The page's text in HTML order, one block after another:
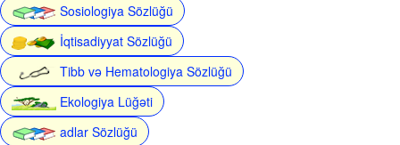
Sosiologiya Sözlüğü
İqtisadiyyat Sözlüğü
Tibb və Hematologiya Sözlüğü
Ekologiya Lüğəti
adlar Sözlüğü